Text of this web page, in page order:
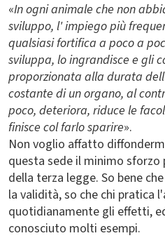
«In ogni animale che non
sviluppo, l' impiego più
qualsiasi fortifica a poco a
sviluppa, lo ingrandisce e gli
proporzionata alla durata
costante di un organo, al
poco, deteriora, riduce le
finisce col farlo sparire».
Non voglio affatto
questa sede il minimo sforzo
della terza legge. So bene
la validità, so che chi pratica
quotidianamente gli effetti,
conosciuto molti esempi.